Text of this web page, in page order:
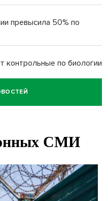
превысила 50% по
контрольные по биологии
в крови создали в
взрывной травмы
вывезли из музея